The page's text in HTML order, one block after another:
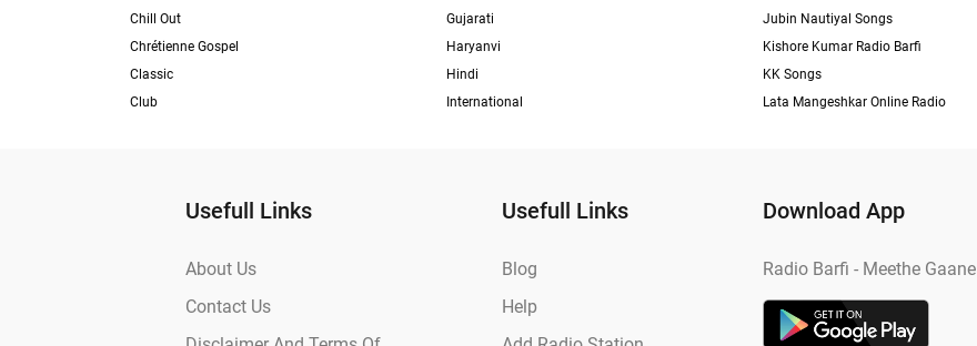
Chill Out
Chrétienne Gospel
Classic
Club
Gujarati
Haryanvi
Hindi
International
Jubin Nautiyal Songs
Kishore Kumar Radio Barfi
KK Songs
Lata Mangeshkar Online Radio
Usefull Links
About Us
Contact Us
Usefull Links
Blog
Help
Download App
Radio Barfi - Meethe Gaane